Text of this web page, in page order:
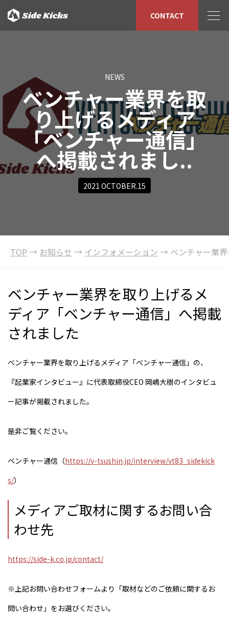
CONTACT
NEWS
ベンチャー業界を取
り上げるメディア
「ベンチャー通信」
へ掲載されまし..
2021 OCTOBER.15
TOP → お知らせ → インフォメーション → ベンチャー業
ベンチャー業界を取り上げるメ
ディア「ベンチャー通信」へ掲載
されました
ベンチャー業界を取り上げるメディア「ベンチャー通信」の、
『起業家インタビュー』に代表取締役CEO 岡嶋大樹のインタビュ
ー記事が掲載されました。
是非ご覧ください。
ベンチャー通信（https://v-tsushin.jp/interview/vt83_sidekick
s/）
メディアご取材に関するお問い合
わせ先
https://side-k.co.jp/contact/
※上記お問い合わせフォームより「取材などのご依頼に関するお
問い合わせ」をお選びください。